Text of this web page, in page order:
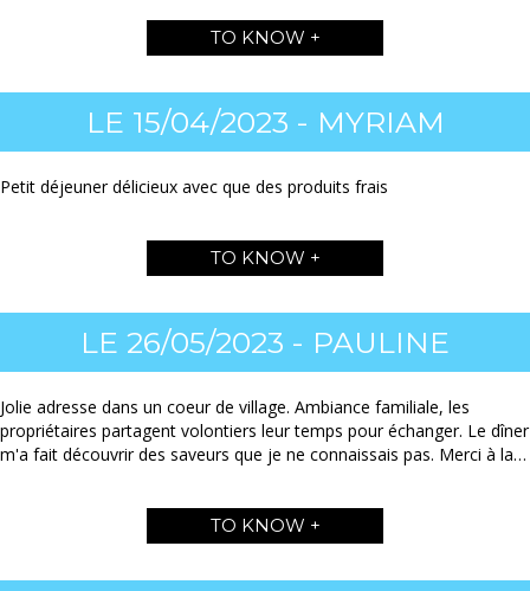
TO KNOW +
LE 15/04/2023 - MYRIAM
Petit déjeuner délicieux avec que des produits frais
TO KNOW +
LE 26/05/2023 - PAULINE
Jolie adresse dans un coeur de village. Ambiance familiale, les
propriétaires partagent volontiers leur temps pour échanger. Le dîner
m'a fait découvrir des saveurs que je ne connaissais pas. Merci à la…
TO KNOW +